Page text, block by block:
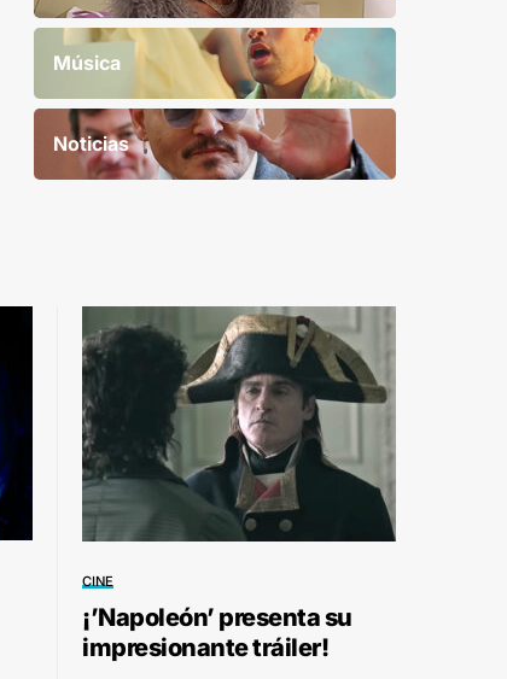
Música
Noticias
CINE
¡’Napoleón’ presenta su
impresionante tráiler!